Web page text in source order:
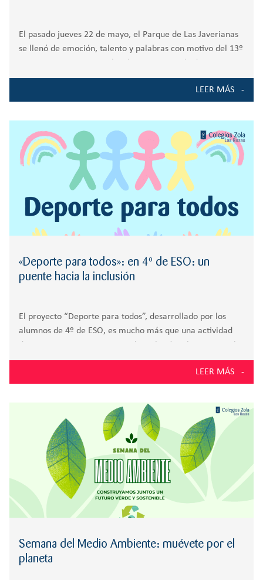
El pasado jueves 22 de mayo, el Parque de Las Javerianas
se llenó de emoción, talento y palabras con motivo del 13º
2025, un evento que ya se ha consolidado
LEER MÁS
«Deporte para todos»: en 4º de ESO: un
puente hacia la inclusión
El proyecto “Deporte para todos”, desarrollado por los
alumnos de 4º de ESO, es mucho más que una actividad
aprendizaje vivencial. Este proyecto trimestral, involucra
LEER MÁS
Semana del Medio Ambiente: muévete por el
planeta